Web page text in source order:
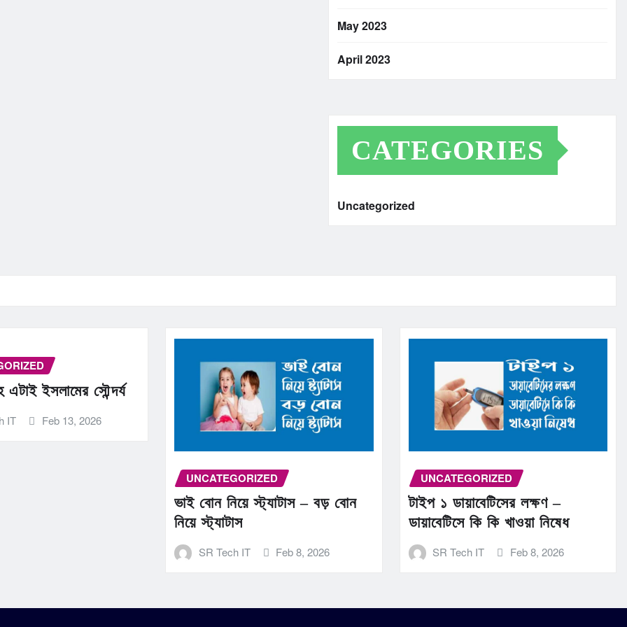
May 2023
April 2023
CATEGORIES
Uncategorized
এটাই ইসলামের সৌন্দর্য
IT Feb 13, 2026
UNCATEGORIZED
ভাই বোন নিয়ে স্ট্যাটাস – বড় বোন
নিয়ে স্ট্যাটাস
SR Tech IT Feb 8, 2026
UNCATEGORIZED
টাইপ ১ ডায়াবেটিসের লক্ষণ –
ডায়াবেটিসে কি কি খাওয়া নিষেধ
SR Tech IT Feb 8, 2026